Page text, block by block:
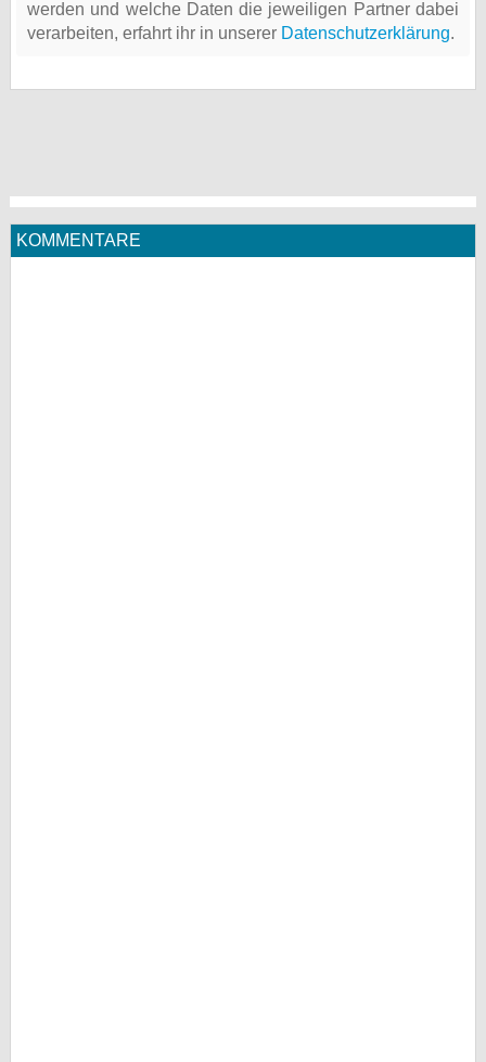
werden und welche Daten die jeweiligen Partner dabei
verarbeiten, erfahrt ihr in unserer Datenschutzerklärung.
KOMMENTARE